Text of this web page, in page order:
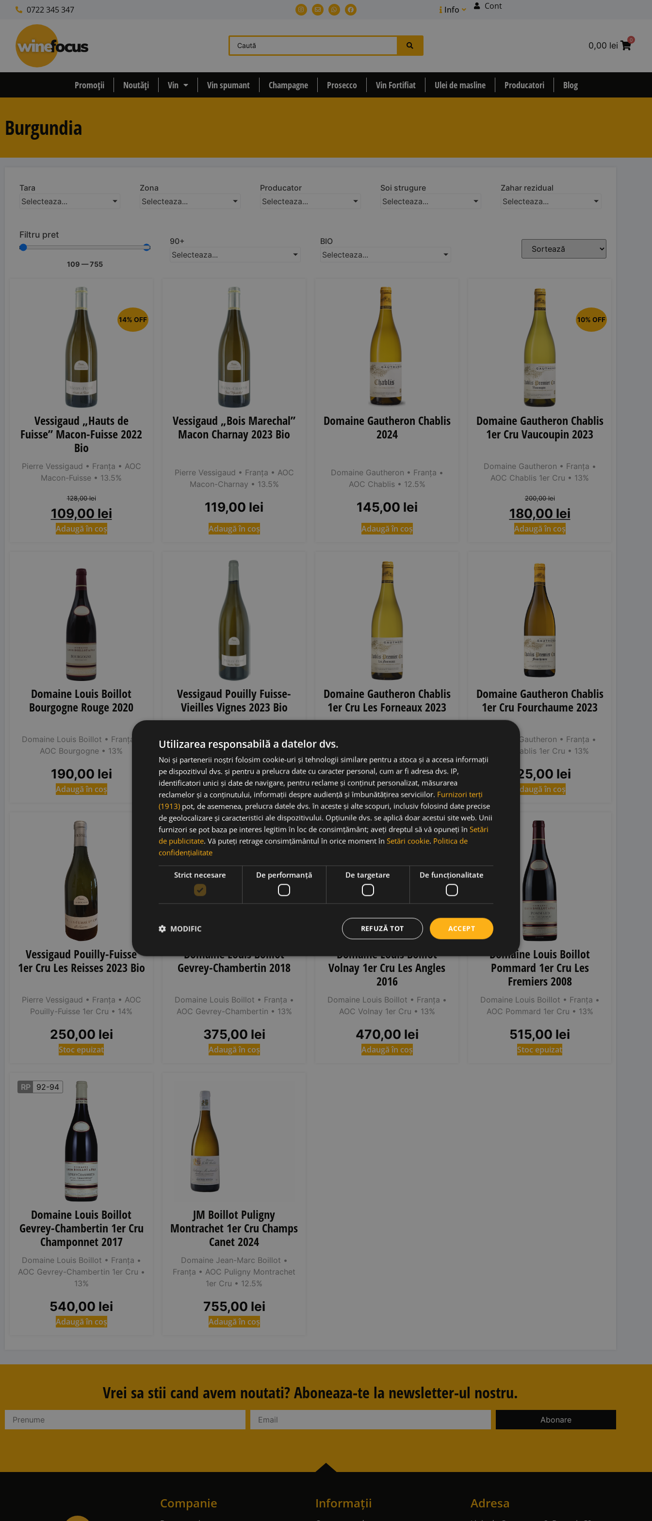
0722 345 347 Info Cont
0,00 lei
0
Promoții Noutăți Vin Vin spumant Champagne Prosecco Vin Fortifiat Ulei de masline Producatori Blog
Burgundia
Tara
Selecteaza...
Zona
Selecteaza...
Producator
Selecteaza...
Soi strugure
Selecteaza...
Zahar rezidual
Selecteaza...
Filtru pret
109 —755
90+
Selecteaza...
BIO
Selecteaza...
14% OFF
Vessigaud „Hauts de
Fuisse” Macon-Fuisse 2022
Bio
Pierre Vessigaud • Franța • AOC
Macon-Fuisse • 13.5%
128,00lei
109,00 lei
Adaugă în coș
Vessigaud „Bois Marechal”
Macon Charnay 2023 Bio
Pierre Vessigaud • Franța • AOC
Macon-Charnay • 13.5%
119,00 lei
Adaugă în coș
Domaine Gautheron Chablis
2024
Domaine Gautheron • Franța •
AOC Chablis• 12.5%
145,00 lei
Adaugă în coș
10% OFF
Domaine Gautheron Chablis
1er Cru Vaucoupin 2023
Domaine Gautheron • Franța •
AOC Chablis 1er Cru • 13%
200,00lei
180,00 lei
Adaugă în coș
Domaine Louis Boillot
Bourgogne Rouge 2020
Domaine Louis Boillot • Franța
AOC Bourgogne • 13%
190,00 lei
Adaugă în coș
Vessigaud Pouilly Fuisse-
Vieilles Vignes 2023 Bio
Pierre Vessigaud • Franța• AOC
Pouilly-Fuisse• 13.5%
193,00lei
Adaugă în coș
Domaine Gautheron Chablis
1er Cru Les Forneaux 2023
AOC Chablis 1er Cru
200,00lei
Stoc epuizat
Domaine Gautheron Chablis
1er Cru Fourchaume 2023
Domaine Gautheron • Franța •
AOC Chablis 1er Cru • 13%
225,00 lei
Adaugă în coș
Vessigaud Pouilly-Fuisse
1er Cru Les Reisses 2023 Bio
Pierre Vessigaud • Franța • AOC
Pouilly-Fuisse 1er Cru • 14%
250,00 lei
Stoc epuizat
RP 89-91
Domaine Louis Boillot
Gevrey-Chambertin 2018
Domaine Louis Boillot • Franța •
AOC Gevrey-Chambertin • 13%
375,00 lei
Adaugă în coș
RP 91-93
Domaine Louis Boillot
Volnay 1er Cru Les Angles
2016
Domaine Louis Boillot • Franța •
AOC Volnay 1er Cru • 13%
470,00 lei
Adaugă în coș
RP
Domaine Louis Boillot
Pommard 1er Cru Les
Fremiers 2008
Domaine Louis Boillot • Franța •
AOC Pommard 1er Cru • 13%
515,00 lei
Stoc epuizat
RP 92-94
Domaine Louis Boillot
Gevrey-Chambertin 1er Cru
Champonnet 2017
Domaine Louis Boillot • Franța •
AOC Gevrey-Chambertin 1er Cru •
13%
540,00 lei
Adaugă în coș
JM Boillot Puligny
Montrachet 1er Cru Champs
Canet 2024
Domaine Jean-Marc Boillot •
Franța • AOC Puligny Montrachet
1er Cru • 12.5%
755,00 lei
Adaugă în coș
Vrei sa stii cand avem noutati? Aboneaza-te la newsletter-ul nostru.
Companie Informații Adresa
Utilizarea responsabilă a datelor dvs.
Noi și partenerii noștri folosim cookie-uri și tehnologii similare pentru a stoca și a accesa informații
pe dispozitivul dvs. și pentru a prelucra date cu caracter personal, cum ar fi adresa dvs. IP,
identificatori unici și date de navigare, pentru reclame și conținut personalizat, măsurarea
reclamelor și a conținutului, informații despre audiență și îmbunătățirea serviciilor. Furnizori terți
(1913) pot, de asemenea, prelucra datele dvs. în aceste și alte scopuri, inclusiv folosind date precise
de geolocalizare și caracteristici ale dispozitivului. Opțiunile dvs. se aplică doar acestui site web. Unii
furnizori se pot baza pe interes legitim în loc de consimțământ; aveți dreptul să vă opuneți în Setări
de publicitate. Vă puteți retrage consimțământul în orice moment în Setări cookie. Politica de
confidențialitate
Strict necesare De performanță De targetare De funcţionalitate
ACCEPT
REFUZĂ TOT
MODIFIC